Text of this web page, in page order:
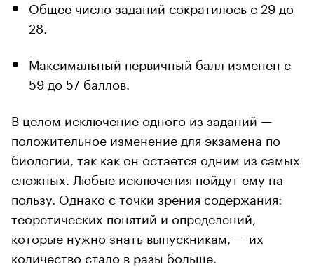
Общее число заданий сократилось с 29 до
28.
Максимальный первичный балл изменен с
59 до 57 баллов.
В целом исключение одного из заданий —
положительное изменение для экзамена по
биологии, так как он остается одним из самых
сложных. Любые исключения пойдут ему на
пользу. Однако с точки зрения содержания:
теоретических понятий и определений,
которые нужно знать выпускникам, — их
количество стало в разы больше.